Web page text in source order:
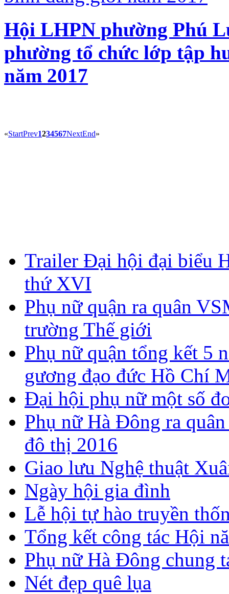
Hội LHPN phường Phú
phường tổ chức lớp tập
năm 2017
«StartPrev1234567NextEnd»
Trailer Đại hội đại biểu
thứ XVI
Phụ nữ quận ra quân
trường Thế giới
Phụ nữ quận tổng kết 5
gương đạo đức Hồ Chí
Đại hội phụ nữ một số
Phụ nữ Hà Đông ra
đô thị 2016
Giao lưu Nghệ thuật
Ngày hội gia đình
Lễ hội tự hào truyền
Tổng kết công tác Hội
Phụ nữ Hà Đông chung
Nét đẹp quê lụa